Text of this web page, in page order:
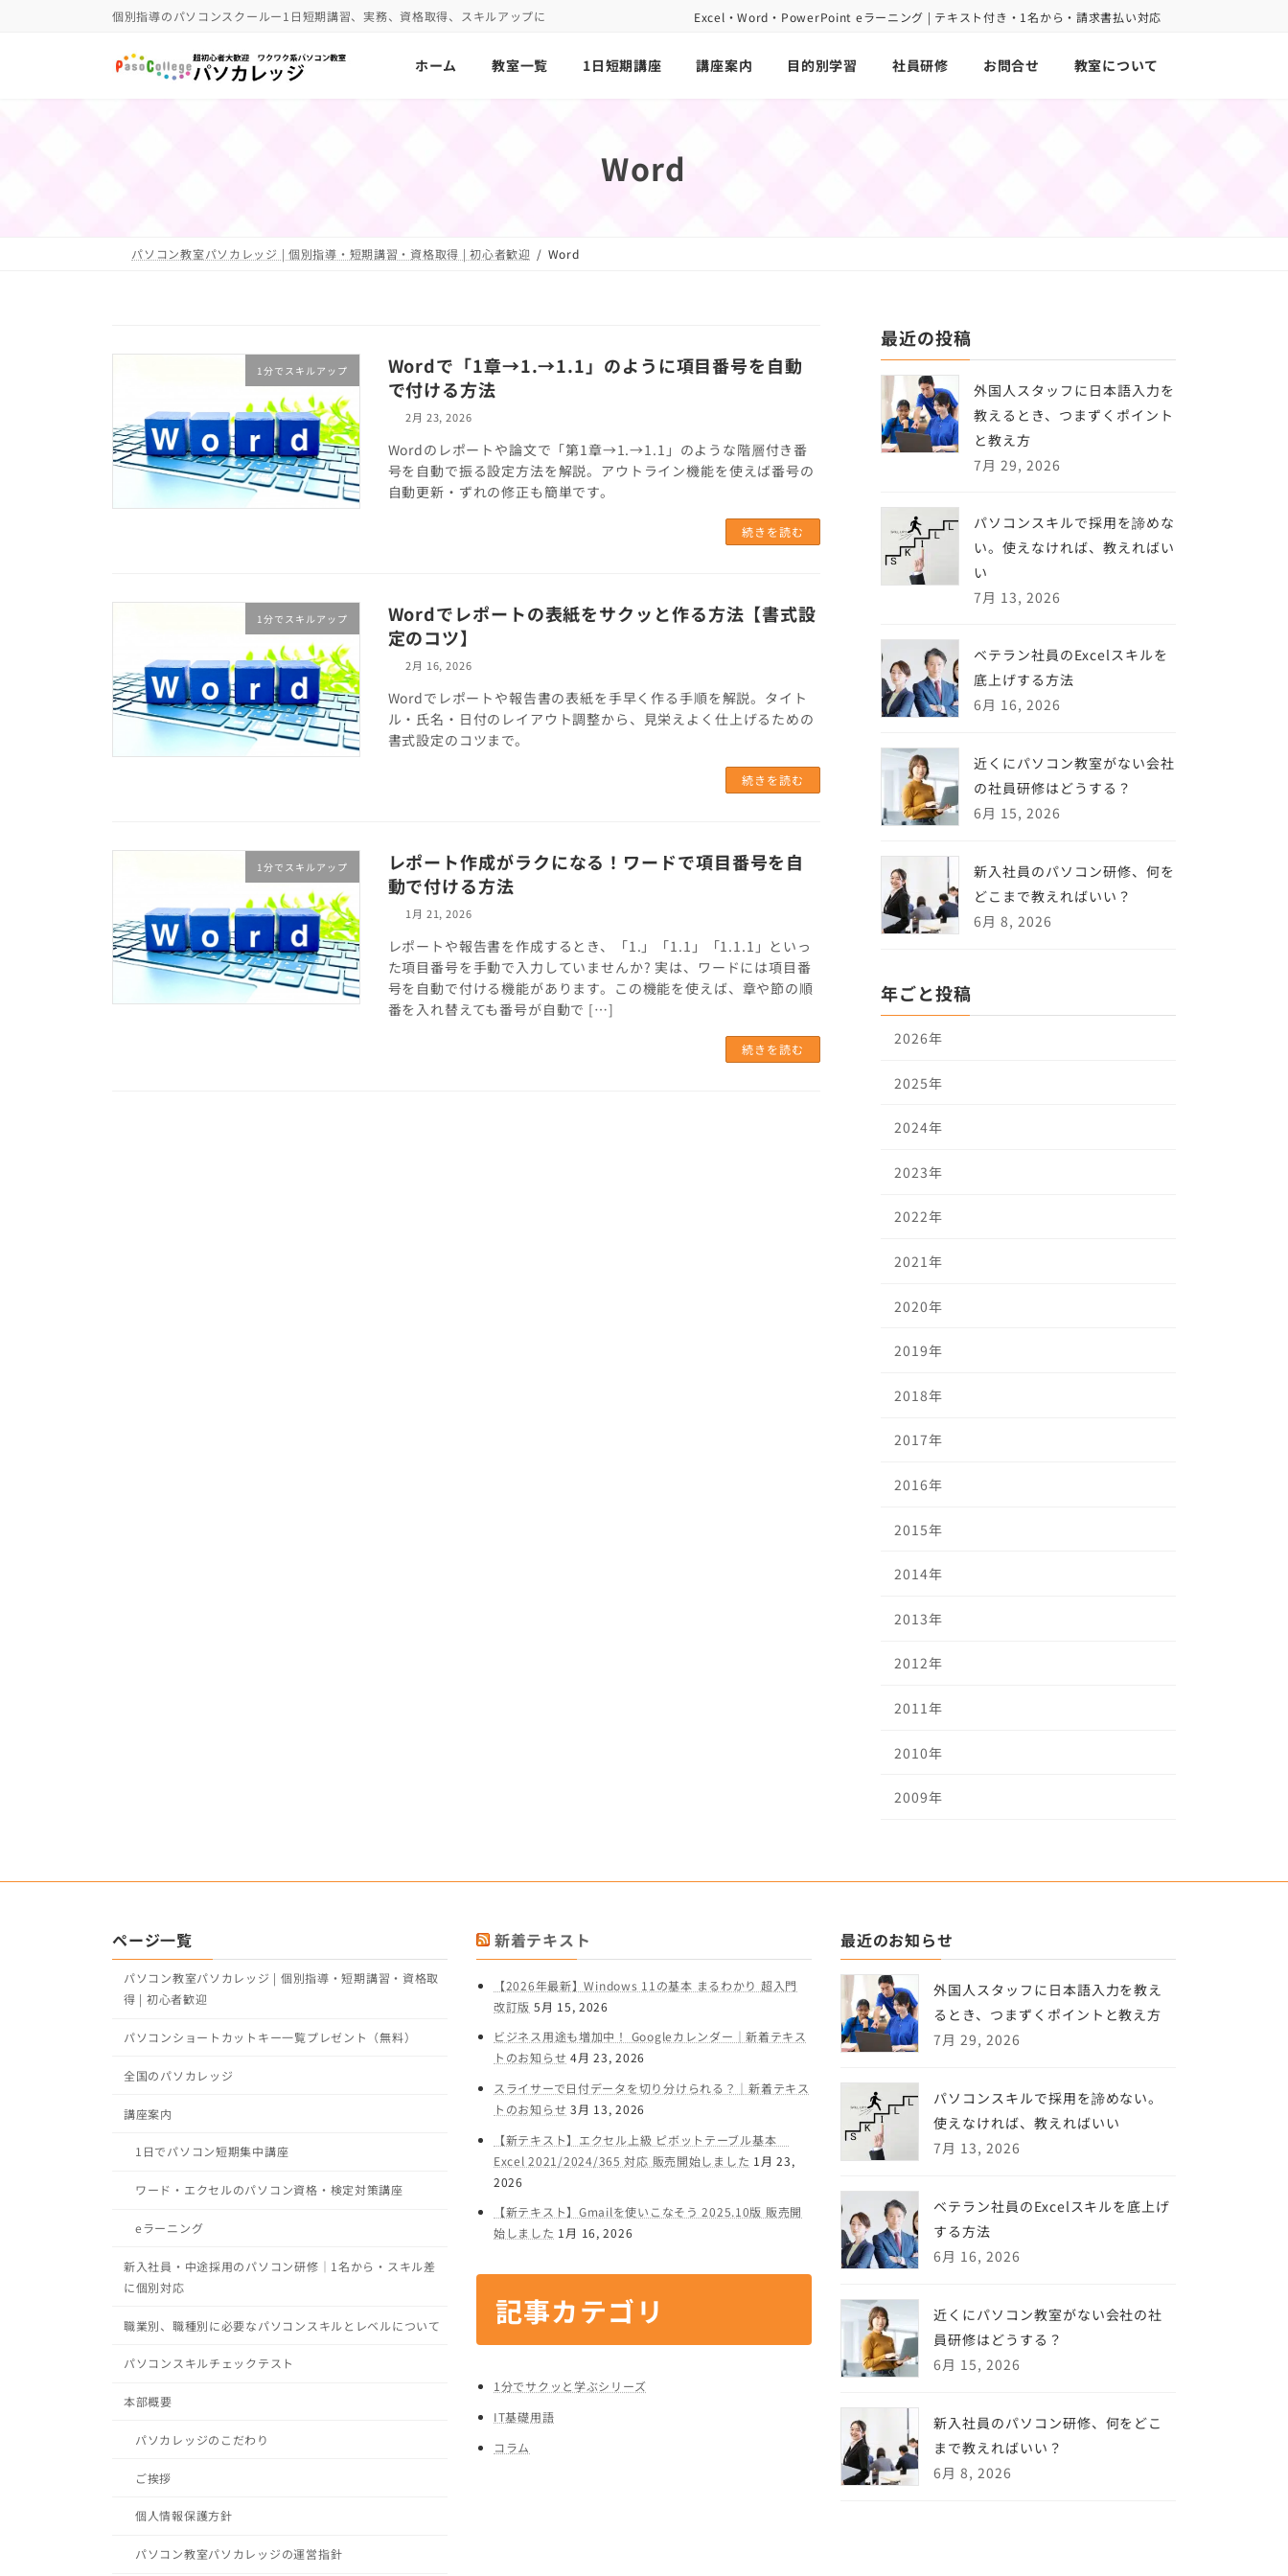
個別指導のパソコンスクールー1日短期講習、実務、資格取得、スキルアップに Excel・Word・PowerPoint eラーニング | テキスト付き・1名から・請求書払い対応
ホーム 教室一覧 1日短期講座 講座案内 目的別学習 社員研修 お問合せ 教室について
Word
パソコン教室パソカレッジ | 個別指導・短期講習・資格取得 | 初心者歓迎 Word
1分でスキルアップ
Wordで「1章→1.→1.1」のように項目番号を自動
で付ける方法
2月 23, 2026
Wordのレポートや論文で「第1章→1.→1.1」のような階層付き番
号を自動で振る設定方法を解説。アウトライン機能を使えば番号の
自動更新・ずれの修正も簡単です。
続きを読む
1分でスキルアップ
Wordでレポートの表紙をサクッと作る方法【書式設
定のコツ】
2月 16, 2026
Wordでレポートや報告書の表紙を手早く作る手順を解説。タイト
ル・氏名・日付のレイアウト調整から、見栄えよく仕上げるための
書式設定のコツまで。
続きを読む
1分でスキルアップ
レポート作成がラクになる！ワードで項目番号を自
動で付ける方法
1月 21, 2026
レポートや報告書を作成するとき、「1.」「1.1」「1.1.1」といっ
た項目番号を手動で入力していませんか? 実は、ワードには項目番
号を自動で付ける機能があります。この機能を使えば、章や節の順
番を入れ替えても番号が自動で […]
続きを読む
最近の投稿
外国人スタッフに日本語入力を
教えるとき、つまずくポイント
と教え方
7月 29, 2026
パソコンスキルで採用を諦めな
い。使えなければ、教えればい
い
7月 13, 2026
ベテラン社員のExcelスキルを
底上げする方法
6月 16, 2026
近くにパソコン教室がない会社
の社員研修はどうする？
6月 15, 2026
新入社員のパソコン研修、何を
どこまで教えればいい？
6月 8, 2026
年ごと投稿
2026年
2025年
2024年
2023年
2022年
2021年
2020年
2019年
2018年
2017年
2016年
2015年
2014年
2013年
2012年
2011年
2010年
2009年
ページ一覧
パソコン教室パソカレッジ | 個別指導・短期講習・資格取
得 | 初心者歓迎
パソコンショートカットキー一覧プレゼント（無料）
全国のパソカレッジ
講座案内
1日でパソコン短期集中講座
ワード・エクセルのパソコン資格・検定対策講座
eラーニング
新入社員・中途採用のパソコン研修｜1名から・スキル差
に個別対応
職業別、職種別に必要なパソコンスキルとレベルについて
パソコンスキルチェックテスト
本部概要
パソカレッジのこだわり
ご挨拶
個人情報保護方針
パソコン教室パソカレッジの運営指針
新着テキスト
【2026年最新】Windows 11の基本 まるわかり 超入門
改訂版 5月 15, 2026
ビジネス用途も増加中！ Googleカレンダー｜新着テキス
トのお知らせ 4月 23, 2026
スライサーで日付データを切り分けられる？｜新着テキス
トのお知らせ 3月 13, 2026
【新テキスト】エクセル上級 ピボットテーブル基本
Excel 2021/2024/365 対応 販売開始しました 1月 23,
2026
【新テキスト】Gmailを使いこなそう 2025.10版 販売開
始しました 1月 16, 2026
記事カテゴリ
1分でサクッと学ぶシリーズ
IT基礎用語
コラム
最近のお知らせ
外国人スタッフに日本語入力を教え
るとき、つまずくポイントと教え方
7月 29, 2026
パソコンスキルで採用を諦めない。
使えなければ、教えればいい
7月 13, 2026
ベテラン社員のExcelスキルを底上げ
する方法
6月 16, 2026
近くにパソコン教室がない会社の社
員研修はどうする？
6月 15, 2026
新入社員のパソコン研修、何をどこ
まで教えればいい？
6月 8, 2026